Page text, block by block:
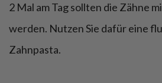
2 Mal am Tag sollten die Zähne
werden. Nutzen Sie dafür eine
Zahnpasta.